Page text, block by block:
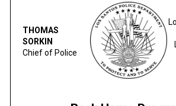
THOMAS
SORKIN
Chief of Police